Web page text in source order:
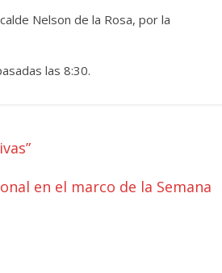
Nelson de la Rosa, por la
las 8:30.
en el marco de la Semana